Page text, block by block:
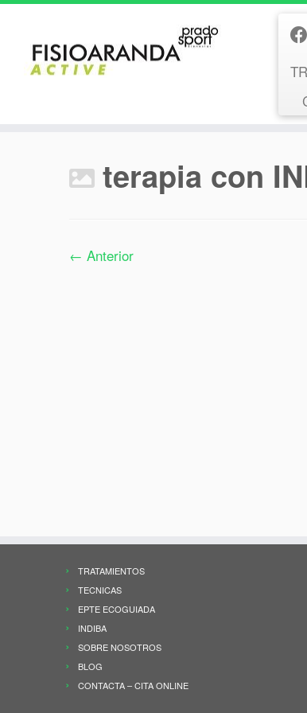
Saltar
contenido
terapia con
← Anterior
TRATAMIENTOS
TECNICAS
EPTE ECOGUIADA
INDIBA
SOBRE NOSOTROS
BLOG
CONTACTA – CITA ONLINE